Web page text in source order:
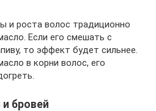
и роста волос традиционно
Если его смешать с
то эффект будет сильнее.
в корни волос, его
бровей